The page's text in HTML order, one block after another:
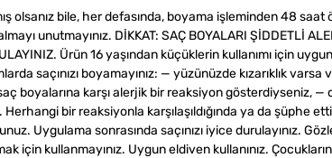
olsanız bile, her defasında, boyama işleminden 48 saat
unutmayınız. DİKKAT: SAÇ BOYALARI ŞİDDETLİ
Ürün 16 yaşından küçüklerin kullanımı için
saçınızı boyamayınız: — yüzünüzde kızarıklık
boyalarına karşı alerjik bir reaksiyon gösterdiyseniz, —
bir reaksiyonla karşılaşıldığında ya da şüphe
Uygulama sonrasında saçınızı iyice durulayınız.
için kullanmayınız. Uygun eldiven kullanınız.